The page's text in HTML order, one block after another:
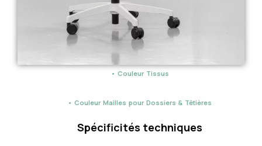
• Couleur Tissus
• Couleur Mailles pour Dossiers & Têtières
Spécificités techniques